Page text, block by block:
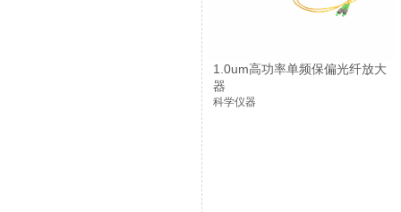
1.0um高功率单频保偏光纤放大
器
科学仪器